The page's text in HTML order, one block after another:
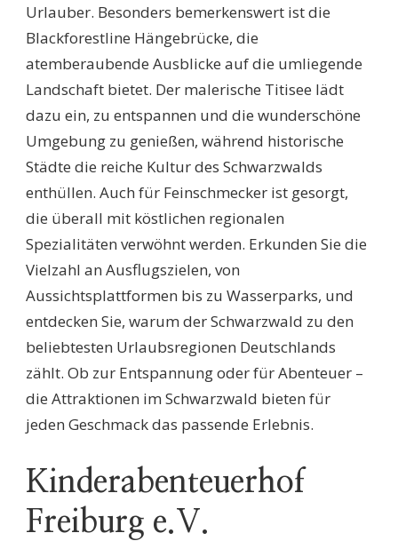
Urlauber. Besonders bemerkenswert ist die
Blackforestline Hängebrücke, die
atemberaubende Ausblicke auf die umliegende
Landschaft bietet. Der malerische Titisee lädt
dazu ein, zu entspannen und die wunderschöne
Umgebung zu genießen, während historische
Städte die reiche Kultur des Schwarzwalds
enthüllen. Auch für Feinschmecker ist gesorgt,
die überall mit köstlichen regionalen
Spezialitäten verwöhnt werden. Erkunden Sie die
Vielzahl an Ausflugszielen, von
Aussichtsplattformen bis zu Wasserparks, und
entdecken Sie, warum der Schwarzwald zu den
beliebtesten Urlaubsregionen Deutschlands
zählt. Ob zur Entspannung oder für Abenteuer –
die Attraktionen im Schwarzwald bieten für
jeden Geschmack das passende Erlebnis.
Kinderabenteuerhof
Freiburg e.V.